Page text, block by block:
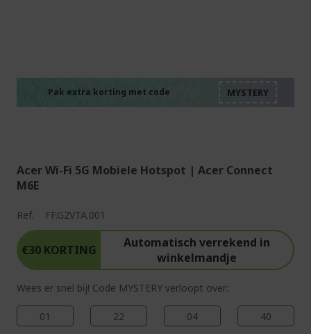
Pak extra korting met code
Acer Wi-Fi 5G Mobiele Hotspot | Acer Connect
M6E
Ref. FF.G2VTA.001
€30 KORTING
Automatisch verrekend in
winkelmandje
Wees er snel bij! Code MYSTERY verloopt over:
01 22 04 39